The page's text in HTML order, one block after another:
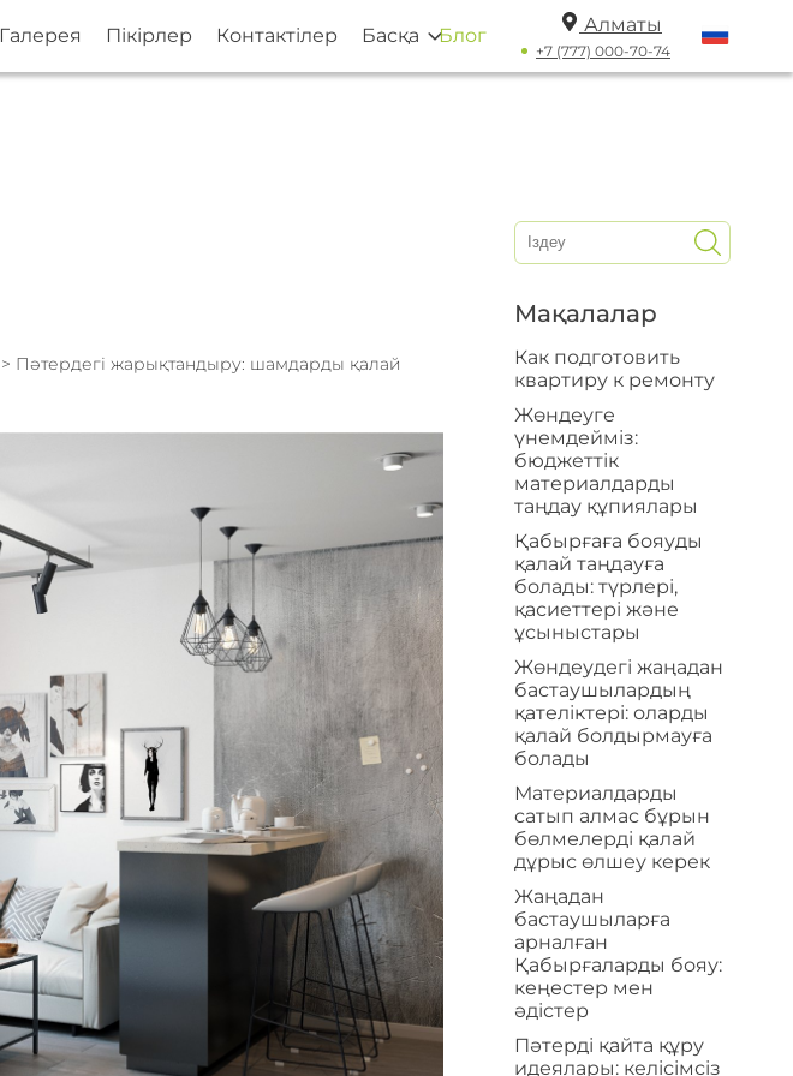
Галерея Пікірлер Контактілер Басқа Блог Алматы
+7 (777) 000-70-74
> Пәтердегі жарықтандыру: шамдарды қалай
Мақалалар
Как подготовить
квартиру к ремонту
Жөндеуге
үнемдейміз:
бюджеттік
материалдарды
таңдау құпиялары
Қабырғаға бояуды
қалай таңдауға
болады: түрлері,
қасиеттері және
ұсыныстары
Жөндеудегі жаңадан
бастаушылардың
қателіктері: оларды
қалай болдырмауға
болады
Материалдарды
сатып алмас бұрын
бөлмелерді қалай
дұрыс өлшеу керек
Жаңадан
бастаушыларға
арналған
Қабырғаларды бояу:
кеңестер мен
әдістер
Пәтерді қайта құру
идеялары: келісімсіз